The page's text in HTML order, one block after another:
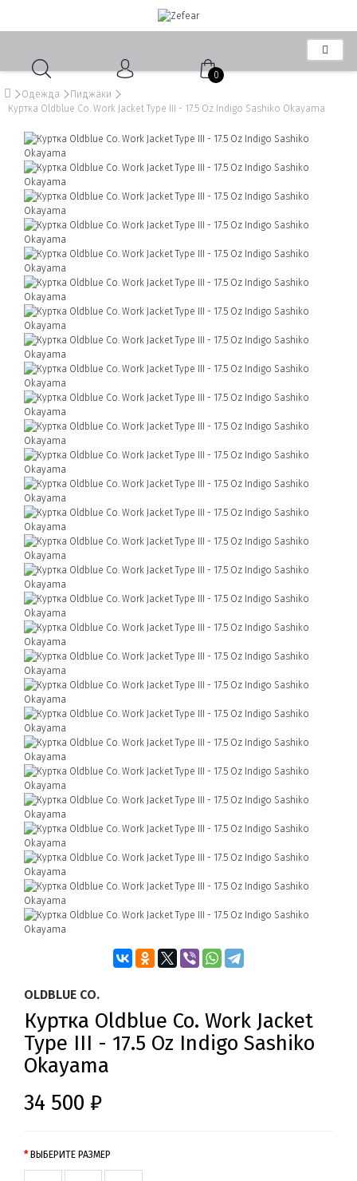
0
Одежда
Пиджаки
Куртка Oldblue Co. Work Jacket Type III - 17.5 Oz Indigo Sashiko Okayama
OLDBLUE CO.
Куртка Oldblue Co. Work Jacket
Type III - 17.5 Oz Indigo Sashiko
Okayama
34 500 ₽
ВЫБЕРИТЕ РАЗМЕР